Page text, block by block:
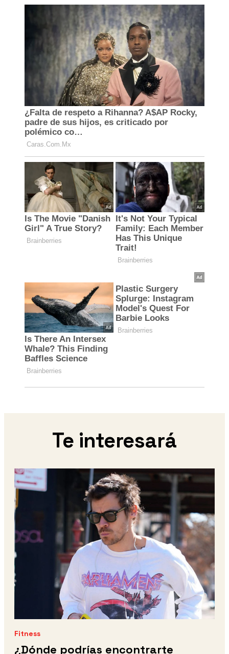
Te interesará
Fitness
¿Dónde podrías encontrarte